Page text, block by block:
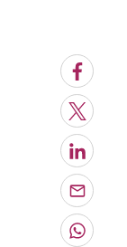
Twitter
Enviar
por
Email